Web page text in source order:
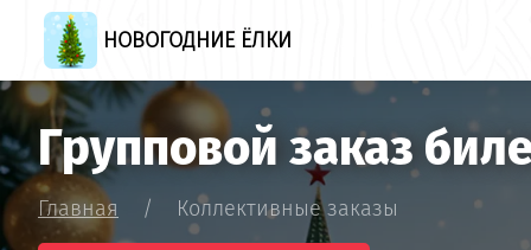
НОВОГОДНИЕ ЁЛКИ
Групповой заказ
Главная / Коллективные заказы